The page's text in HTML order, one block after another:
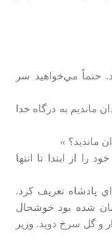
حتماً مي‌خواهيد سر
مانديم به درگاه خدا
مانديد؟ »
از ابتدا تا انتها
پادشاه تعريف كرد.
شده بود خوشحال
گل سرخ دويد. وزير